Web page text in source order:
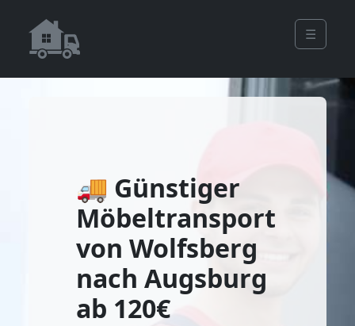
☰
🚚 Günstiger
Möbeltransport
von Wolfsberg
nach Augsburg
ab 120€